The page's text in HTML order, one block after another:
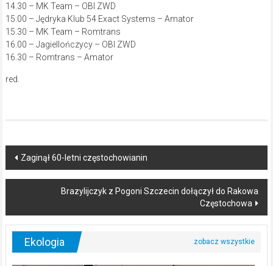
14.30 – MK Team – OBI ZWD
15.00 – Jędryka Klub 54 Exact Systems – Amator
15.30 – MK Team – Romtrans
16.00 – Jagiellończycy – OBI ZWD
16.30 – Romtrans – Amator
red.
Post
navigation
Zaginął 60-letni częstochowianin
Brazylijczyk z Pogoni Szczecin dołączył do Rakowa
Częstochowa
Ekologia